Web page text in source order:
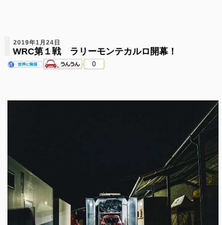
2019年1月24日
WRC第１戦 ラリーモンテカルロ開幕！
0